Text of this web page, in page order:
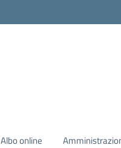
Albo online